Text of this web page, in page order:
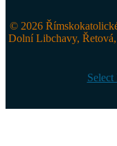
© 2026
Dolní Libchavy, Řetová,
Select